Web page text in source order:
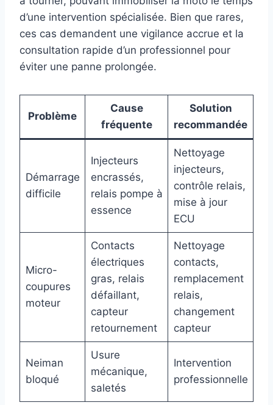
d’une intervention spécialisée. Bien que rares,
ces cas demandent une vigilance accrue et la
consultation rapide d’un professionnel pour
éviter une panne prolongée.
Problème
Cause
fréquente
Solution
recommandée
Démarrage
difficile
Injecteurs
encrassés,
relais pompe à
essence
Nettoyage
injecteurs,
contrôle relais,
mise à jour
ECU
Micro-
coupures
moteur
Contacts
électriques
gras, relais
défaillant,
capteur
retournement
Nettoyage
contacts,
remplacement
relais,
changement
capteur
Neiman
bloqué
Usure
mécanique,
saletés
Intervention
professionnelle